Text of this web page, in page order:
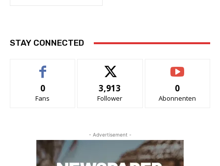
STAY CONNECTED
0
Fans
3,913
Follower
0
Abonnenten
- Advertisement -